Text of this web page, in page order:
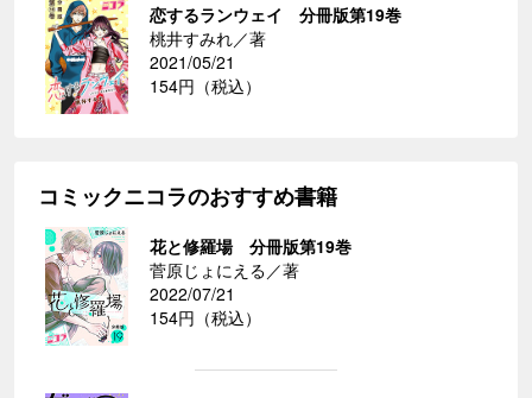
恋するランウェイ 分冊版第19巻
桃井すみれ／著
2021/05/21
154円（税込）
コミックニコラのおすすめ書籍
花と修羅場 分冊版第19巻
菅原じょにえる／著
2022/07/21
154円（税込）